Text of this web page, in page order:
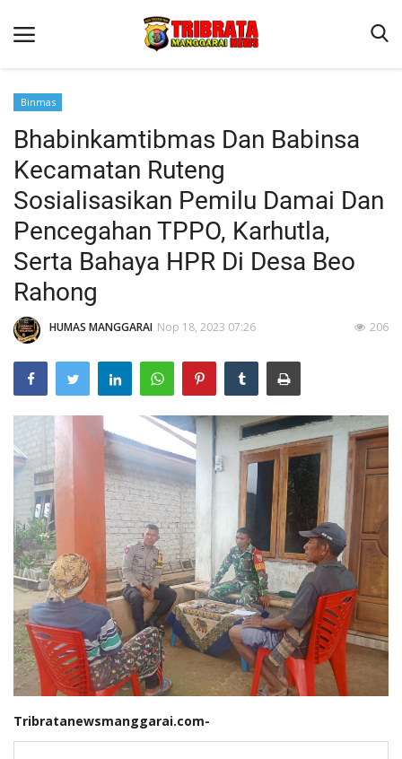
Beranda
Binkam
Kapolres Manggarai Imbau Masyarakat Waspada Cuaca
Kapolres Manggarai Imbau Masyarakat Waspada Cuaca
Reskrim
Lantas
Giat Ops
Polisi Kita
Mitra Polisi
Binmas
Bhabinkamtibmas Dan Babinsa
Kecamatan Ruteng
Sosialisasikan Pemilu Damai Dan
Pencegahan TPPO, Karhutla,
Serta Bahaya HPR Di Desa Beo
Rahong
HUMAS MANGGARAI Nop 18, 2023 07:26 206
Tribratanewsmanggarai.com-